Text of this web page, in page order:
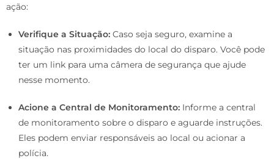
ação:
Verifique a Situação: Caso seja seguro, examine a
situação nas proximidades do local do disparo. Você pode
ter um link para uma câmera de segurança que ajude
nesse momento.
Acione a Central de Monitoramento: Informe a central
de monitoramento sobre o disparo e aguarde instruções.
Eles podem enviar responsáveis ao local ou acionar a
polícia.